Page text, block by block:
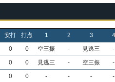
安打 打点 1 2 3 4
0 0 空三振 - 見逃三 -
0 0 見逃三 - 空三振 -
0 0 - - - -